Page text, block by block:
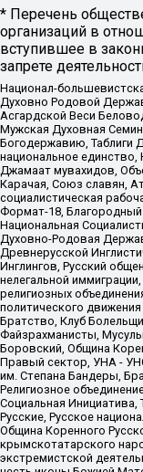
* Перечень
организаций в
вступившее в
запрете
Национал-
Духовно Родовой
Асгардской Веси
Мужская Духовная
Богодержавию, Таблиги
национальное единство,
Джамаат мувахидов,
Карачая, Союз славян,
социалистическая
Формат-18,
Национальная
Духовно-Родовая
Древнерусской
Инглингов, Русский
нелегальной
религиозных
политического
Братство, Клуб
Файзрахманисты,
Боровский, Община
Правый сектор, УНА -
им. Степана Бандеры,
Религиозное
Социальная Инициатива,
Русские, Русское
Община Коренного
крымскотатарского
экстремистской